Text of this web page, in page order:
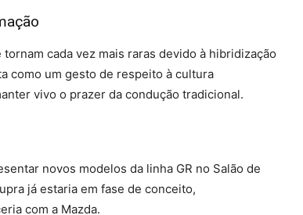
cada vez mais raras devido à hibridização
como um gesto de respeito à cultura
vivo o prazer da condução tradicional.
novos modelos da linha GR no Salão de
já estaria em fase de conceito,
com a Mazda.